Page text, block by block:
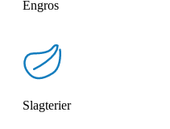
Engros
Slagterier